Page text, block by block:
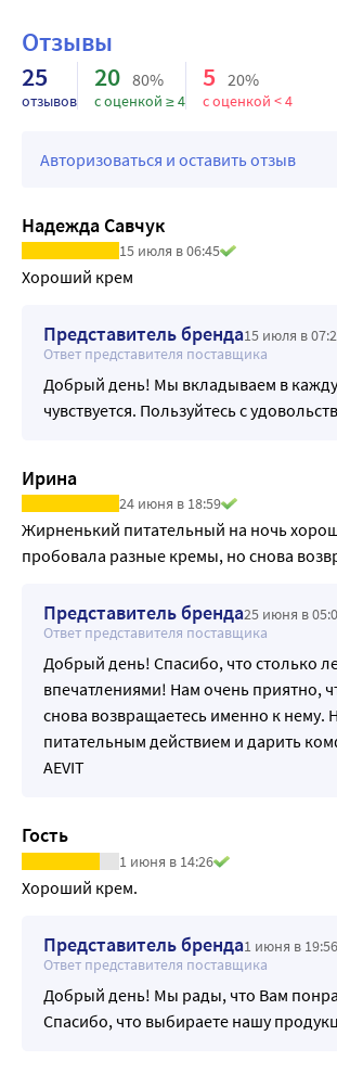
Отзывы
25
отзывов
20 80%
с оценкой ≥ 4
5 20%
с оценкой < 4
Авторизоваться и оставить отзыв
Надежда Савчук
15 июля в 06:45
Хороший крем
Представитель бренда15 июля в
Ответ представителя поставщика
Добрый день! Мы вкладываем в
чувствуется. Пользуйтесь с
Ирина
24 июня в 18:59
Жирненький питательный на ночь
пробовала разные кремы, но снова
Представитель бренда25 июня в
Ответ представителя поставщика
Добрый день! Спасибо, что столько
впечатлениями! Нам очень приятно,
снова возвращаетесь именно к нему.
питательным действием и дарить
AEVIT
Гость
1 июня в 14:26
Хороший крем.
Представитель бренда1 июня в 19:56
Ответ представителя поставщика
Добрый день! Мы рады, что Вам
Спасибо, что выбираете нашу